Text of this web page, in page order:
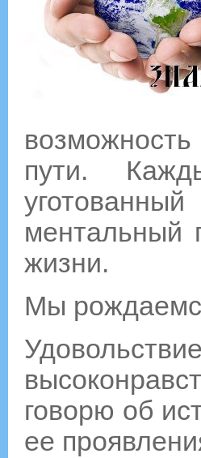
пути.
ментальный
жизни.
Мы
говорю об
ее